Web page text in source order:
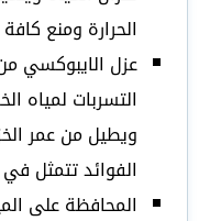
الحرارة ومنع
عزل الايبوكسي
التسربات لمياه
ويطيل من عمر
الفوائد تتمثل
المحافظة على